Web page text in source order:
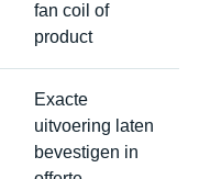
fan coil of
product
Exacte
uitvoering laten
bevestigen in